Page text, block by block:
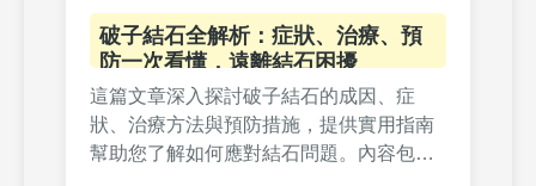
破子結石全解析：症狀、治療、預
防一次看懂，遠離結石困擾
這篇文章深入探討破子結石的成因、症
狀、治療方法與預防措施，提供實用指南
幫助您了解如何應對結石問題。內容包括